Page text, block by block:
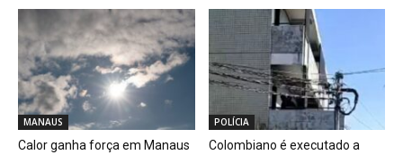
MANAUS
Calor ganha força em Manaus
POLÍCIA
Colombiano é executado a